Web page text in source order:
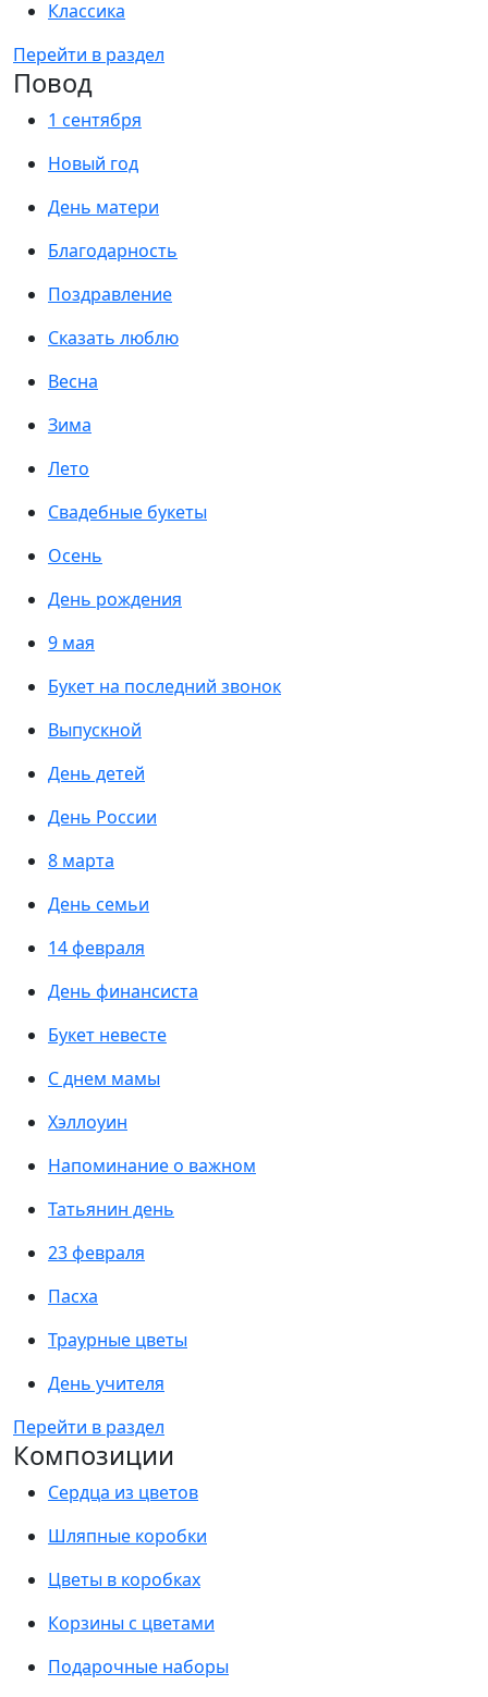
Классика
Перейти в раздел
Повод
1 сентября
Новый год
День матери
Благодарность
Поздравление
Сказать люблю
Весна
Зима
Лето
Свадебные букеты
Осень
День рождения
9 мая
Букет на последний звонок
Выпускной
День детей
День России
8 марта
День семьи
14 февраля
День финансиста
Букет невесте
С днем мамы
Хэллоуин
Напоминание о важном
Татьянин день
23 февраля
Пасха
Траурные цветы
День учителя
Перейти в раздел
Композиции
Сердца из цветов
Шляпные коробки
Цветы в коробках
Корзины с цветами
Подарочные наборы